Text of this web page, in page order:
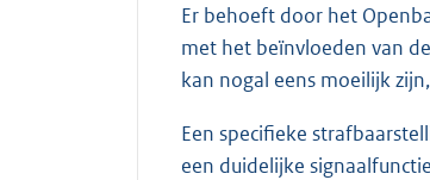
Er behoeft door het
met het beïnvloeden van
kan nogal eens moeilijk
Een specifieke
een duidelijke